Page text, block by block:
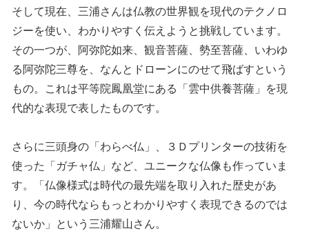
そして現在、三浦さんは仏教の世界観を現代のテクノロ
ジーを使い、わかりやすく伝えようと挑戦しています。
その一つが、阿弥陀如来、観音菩薩、勢至菩薩、いわゆ
る阿弥陀三尊を、なんとドローンにのせて飛ばすという
もの。これは平等院鳳凰堂にある「雲中供養菩薩」を現
代的な表現で表したものです。
さらに三頭身の「わらべ仏」、３Ｄプリンターの技術を
使った「ガチャ仏」など、ユニークな仏像も作っていま
す。「仏像様式は時代の最先端を取り入れた歴史があ
り、今の時代ならもっとわかりやすく表現できるのでは
ないか」という三浦耀山さん。